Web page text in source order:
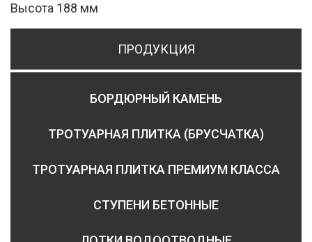
ПРОДУКЦИЯ
БОРДЮРНЫЙ КАМЕНЬ
ТРОТУАРНАЯ ПЛИТКА (БРУСЧАТКА)
ТРОТУАРНАЯ ПЛИТКА ПРЕМИУМ КЛАССА
СТУПЕНИ БЕТОННЫЕ
Высота 188 мм